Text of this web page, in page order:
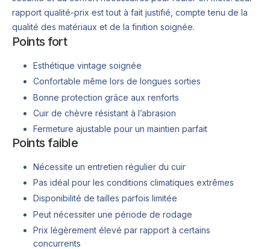
rapport qualité-prix est tout à fait justifié, compte tenu de la
qualité des matériaux et de la finition soignée.
Points fort
Esthétique vintage soignée
Confortable même lors de longues sorties
Bonne protection grâce aux renforts
Cuir de chèvre résistant à l’abrasion
Fermeture ajustable pour un maintien parfait
Points faible
Nécessite un entretien régulier du cuir
Pas idéal pour les conditions climatiques extrêmes
Disponibilité de tailles parfois limitée
Peut nécessiter une période de rodage
Prix légèrement élevé par rapport à certains
concurrents